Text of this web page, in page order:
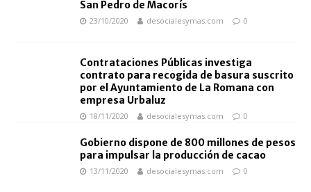
San Pedro de Macorís
23/10/2020 desocialesymas.com 0
Contrataciones Públicas investiga
contrato para recogida de basura suscrito
por el Ayuntamiento de La Romana con
empresa Urbaluz
18/11/2020 desocialesymas.com 0
Gobierno dispone de 800 millones de pesos
para impulsar la producción de cacao
13/11/2020 desocialesymas.com 0